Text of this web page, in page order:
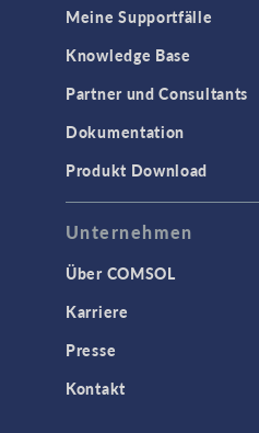
Meine Supportfälle
Knowledge Base
Partner und Consultants
Dokumentation
Produkt Download
Unternehmen
Über COMSOL
Karriere
Presse
Kontakt